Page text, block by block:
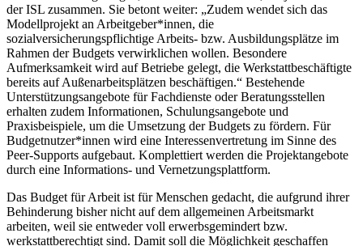
der ISL zusammen. Sie betont weiter: „Zudem wendet sich das
Modellprojekt an Arbeitgeber*innen, die
sozialversicherungspflichtige Arbeits- bzw. Ausbildungsplätze im
Rahmen der Budgets verwirklichen wollen. Besondere
Aufmerksamkeit wird auf Betriebe gelegt, die Werkstattbeschäftigte
bereits auf Außenarbeitsplätzen beschäftigen.“ Bestehende
Unterstützungsangebote für Fachdienste oder Beratungsstellen
erhalten zudem Informationen, Schulungsangebote und
Praxisbeispiele, um die Umsetzung der Budgets zu fördern. Für
Budgetnutzer*innen wird eine Interessenvertretung im Sinne des
Peer-Supports aufgebaut. Komplettiert werden die Projektangebote
durch eine Informations- und Vernetzungsplattform.
Das Budget für Arbeit ist für Menschen gedacht, die aufgrund ihrer
Behinderung bisher nicht auf dem allgemeinen Arbeitsmarkt
arbeiten, weil sie entweder voll erwerbsgemindert bzw.
werkstattberechtigt sind. Damit soll die Möglichkeit geschaffen